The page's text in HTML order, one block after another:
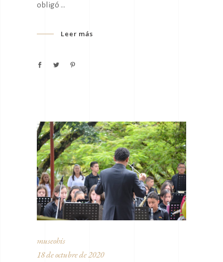
obligó
Leer más
museohis
18 de octubre de 2020